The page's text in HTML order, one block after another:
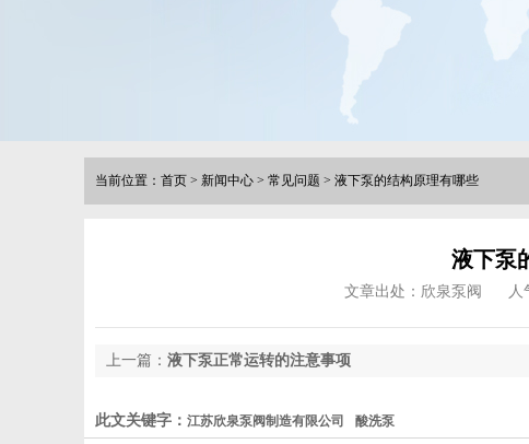
当前位置： 首页 > 新闻中心 > 常见问题 > 液下泵的结构原理有哪些
液下泵
文章出处：欣泉泵阀 人
上一篇： 液下泵正常运转的注意事项
此文关键字： 江苏欣泉泵阀制造有限公司 酸洗泵